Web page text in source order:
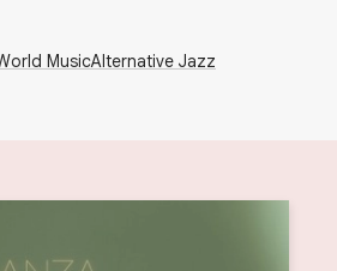
MusicAlternative Jazz